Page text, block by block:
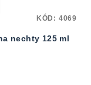
nechty 125 ml
KÓD: 4069